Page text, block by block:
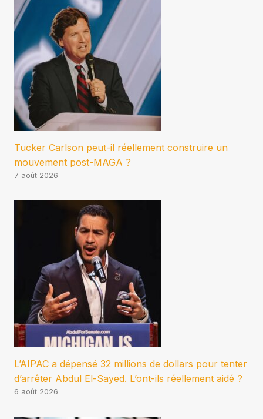
Tucker Carlson peut-il réellement construire un
mouvement post-MAGA ?
7 août 2026
L’AIPAC a dépensé 32 millions de dollars pour tenter
d’arrêter Abdul El-Sayed. L’ont-ils réellement aidé ?
6 août 2026